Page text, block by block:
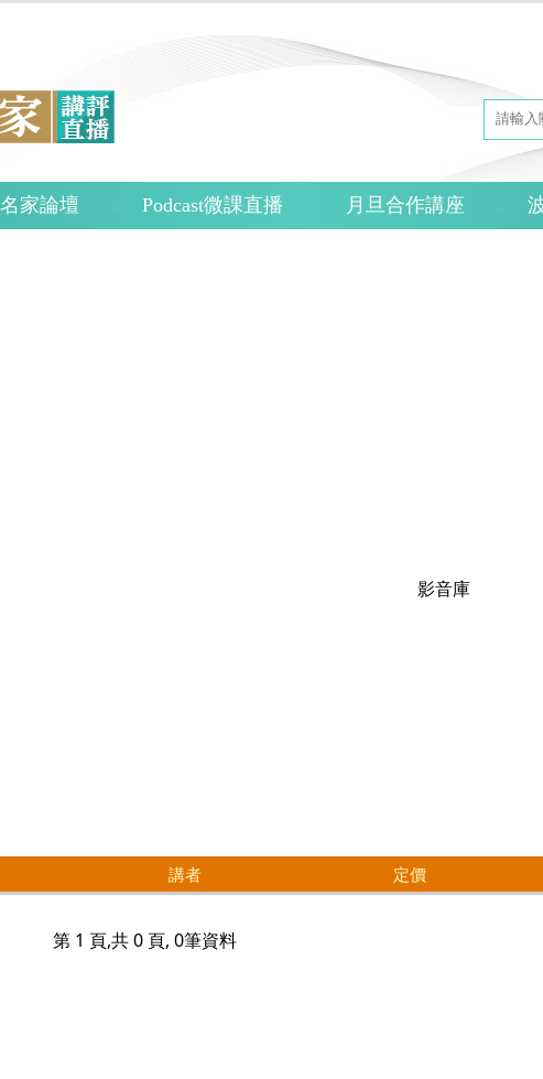
家論壇 Podcast微課直播 月旦合作講座
影音庫
講者 定價
第 1 頁,共 0 頁, 0筆資料